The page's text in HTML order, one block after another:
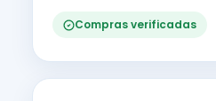
Compras verificadas